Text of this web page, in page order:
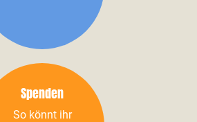
Spenden
So könnt ihr